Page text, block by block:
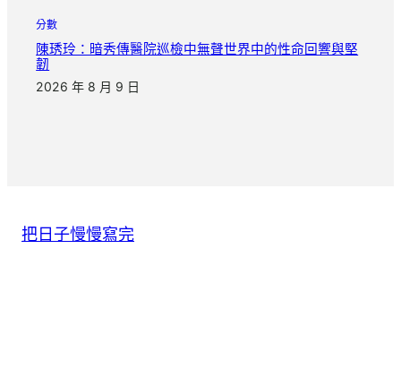
分數
陳琇玲：暗秀傳醫院巡檢中無聲世界中的性命回響與堅
韌
2026 年 8 月 9 日
把日子慢慢寫完